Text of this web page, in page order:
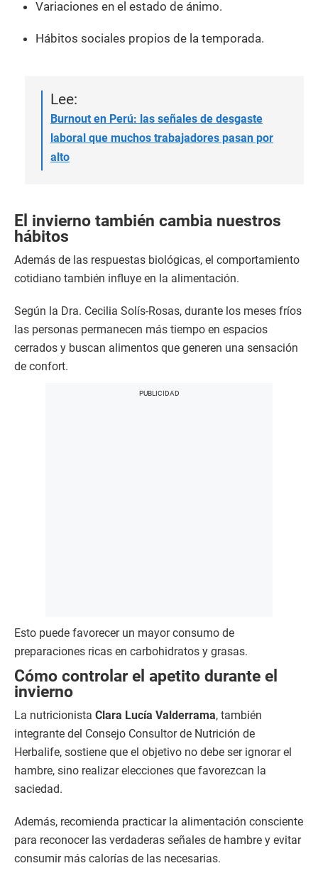
Variaciones en el estado de ánimo.
Hábitos sociales propios de la temporada.
Lee:
Burnout en Perú: las señales de desgaste
laboral que muchos trabajadores pasan por
alto
El invierno también cambia nuestros
hábitos
Además de las respuestas biológicas, el comportamiento
cotidiano también influye en la alimentación.
Según la Dra. Cecilia Solís-Rosas, durante los meses fríos
las personas permanecen más tiempo en espacios
cerrados y buscan alimentos que generen una sensación
de confort.
Esto puede favorecer un mayor consumo de
preparaciones ricas en carbohidratos y grasas.
Cómo controlar el apetito durante el
invierno
La nutricionista Clara Lucía Valderrama, también
integrante del Consejo Consultor de Nutrición de
Herbalife, sostiene que el objetivo no debe ser ignorar el
hambre, sino realizar elecciones que favorezcan la
saciedad.
Además, recomienda practicar la alimentación consciente
para reconocer las verdaderas señales de hambre y evitar
consumir más calorías de las necesarias.